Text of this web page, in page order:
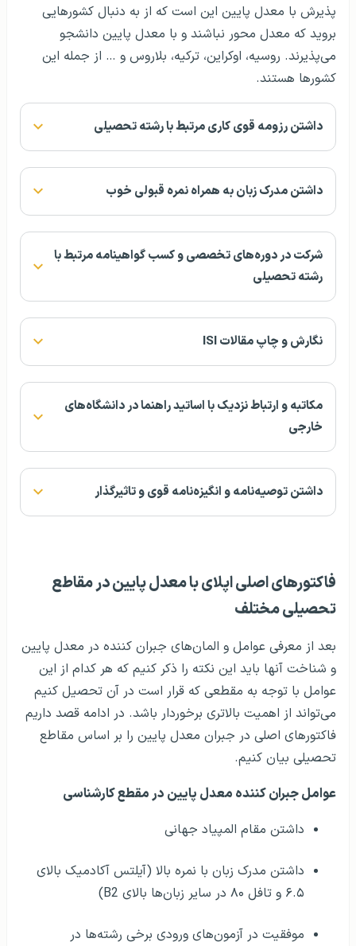
پذیرش با معدل پایین این است که از به دنبال کشورهایی
بروید که معدل محور نباشند و با معدل پایین دانشجو
می‌پذیرند. روسیه، اوکراین، ترکیه، بلاروس و … از جمله این
کشورها هستند.
داشتن رزومه قوی کاری مرتبط با رشته تحصیلی
داشتن مدرک زبان به همراه نمره قبولی خوب
شرکت در دوره‌های تخصصی و کسب گواهینامه مرتبط با
رشته تحصیلی
نگارش و چاپ مقالات ISI
مکاتبه و ارتباط نزدیک با اساتید راهنما در دانشگاه‌های
خارجی
داشتن توصیه‌نامه و انگیزه‌نامه قوی و تاثیرگذار
فاکتورهای اصلی اپلای با معدل پایین در مقاطع
تحصیلی مختلف
بعد از معرفی عوامل و المان‌های جبران کننده در معدل پایین
و شناخت آنها باید این نکته را ذکر کنیم که هر کدام از این
عوامل با توجه به مقطعی که قرار است در آن تحصیل کنیم
می‌تواند از اهمیت بالاتری برخوردار باشد. در ادامه قصد داریم
فاکتورهای اصلی در جبران معدل پایین را بر اساس مقاطع
تحصیلی بیان کنیم.
عوامل جبران کننده معدل پایین در مقطع کارشناسی
داشتن مقام المپیاد جهانی
داشتن مدرک زبان با نمره بالا (آیلتس آکادمیک بالای
۶.۵ و تافل ۸۰ در سایر زبان‌ها بالای B2)
موفقیت در آزمون‌های ورودی برخی رشته‌ها در